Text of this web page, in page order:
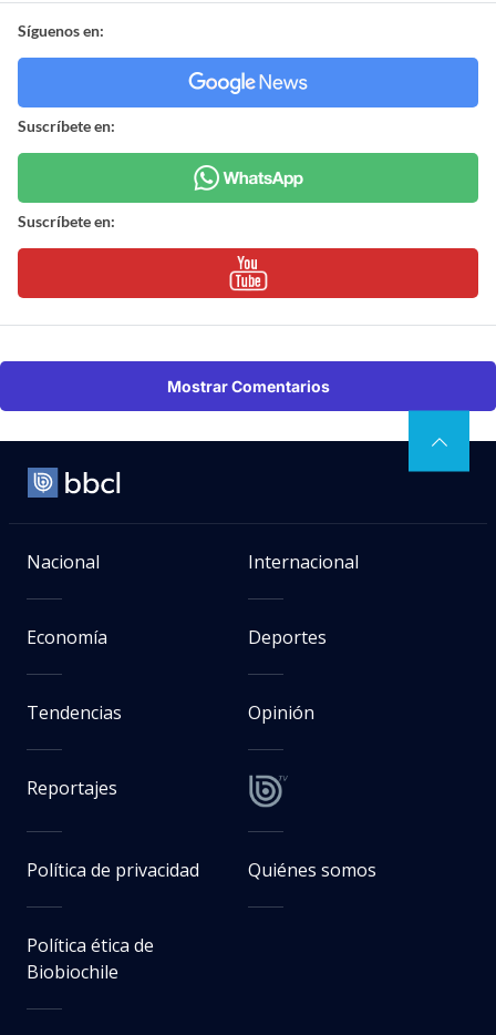
Síguenos en:
Suscríbete en:
Suscríbete en:
Mostrar Comentarios
Nacional Internacional
Economía Deportes
Tendencias Opinión
Reportajes
Política de privacidad Quiénes somos
Política ética de
Biobiochile